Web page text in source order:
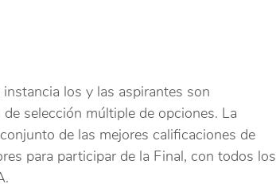
los y las aspirantes son
selección múltiple de opciones. La
de las mejores calificaciones de
para participar de la Final, con todos los